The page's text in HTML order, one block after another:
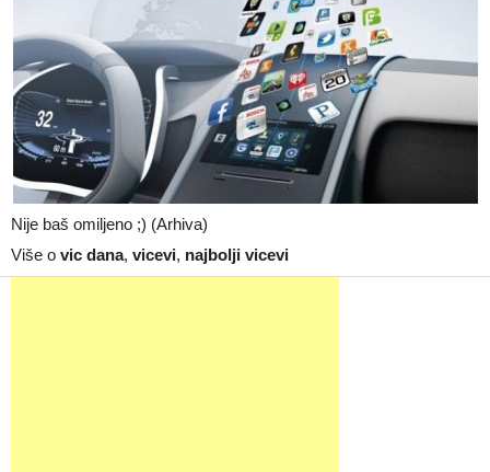
Nije baš omiljeno ;) (Arhiva)
Više o vic dana, vicevi, najbolji vicevi